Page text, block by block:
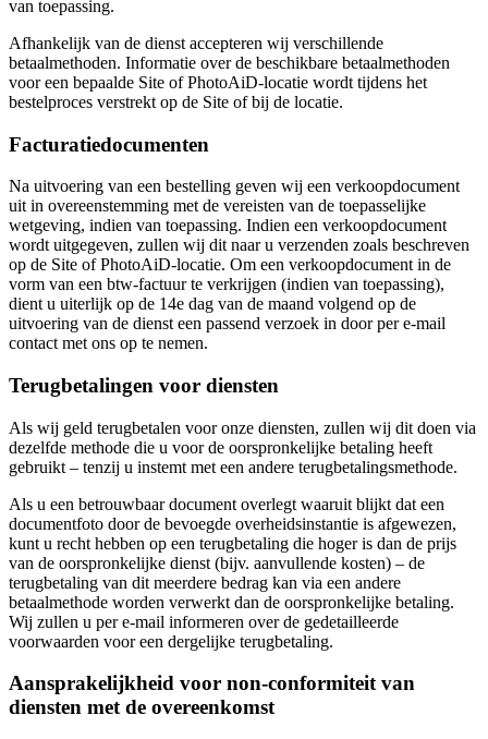
van toepassing.
Afhankelijk van de dienst accepteren wij verschillende
betaalmethoden. Informatie over de beschikbare betaalmethoden
voor een bepaalde Site of PhotoAiD-locatie wordt tijdens het
bestelproces verstrekt op de Site of bij de locatie.
Facturatiedocumenten
Na uitvoering van een bestelling geven wij een verkoopdocument
uit in overeenstemming met de vereisten van de toepasselijke
wetgeving, indien van toepassing. Indien een verkoopdocument
wordt uitgegeven, zullen wij dit naar u verzenden zoals beschreven
op de Site of PhotoAiD-locatie. Om een verkoopdocument in de
vorm van een btw-factuur te verkrijgen (indien van toepassing),
dient u uiterlijk op de 14e dag van de maand volgend op de
uitvoering van de dienst een passend verzoek in door per e-mail
contact met ons op te nemen.
Terugbetalingen voor diensten
Als wij geld terugbetalen voor onze diensten, zullen wij dit doen via
dezelfde methode die u voor de oorspronkelijke betaling heeft
gebruikt – tenzij u instemt met een andere terugbetalingsmethode.
Als u een betrouwbaar document overlegt waaruit blijkt dat een
documentfoto door de bevoegde overheidsinstantie is afgewezen,
kunt u recht hebben op een terugbetaling die hoger is dan de prijs
van de oorspronkelijke dienst (bijv. aanvullende kosten) – de
terugbetaling van dit meerdere bedrag kan via een andere
betaalmethode worden verwerkt dan de oorspronkelijke betaling.
Wij zullen u per e-mail informeren over de gedetailleerde
voorwaarden voor een dergelijke terugbetaling.
Aansprakelijkheid voor non-conformiteit van
diensten met de overeenkomst